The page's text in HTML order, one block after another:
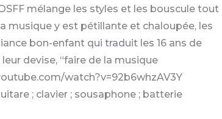
mélange les styles et les bouscule tout
musique y est pétillante et chaloupée, les
bon-enfant qui traduit les 16 ans de
devise, “faire de la musique
watch?v=92b6whzAV3Y
; clavier ; sousaphone ; batterie